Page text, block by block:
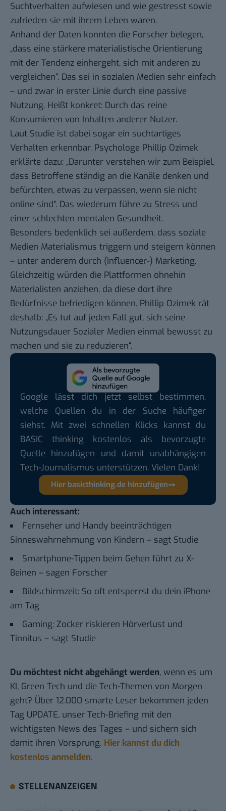
Suchtverhalten aufwiesen und wie gestresst sowie
zufrieden sie mit ihrem Leben waren.
Anhand der Daten konnten die Forscher belegen,
„dass eine stärkere materialistische Orientierung
mit der Tendenz einhergeht, sich mit anderen zu
vergleichen“. Das sei in sozialen Medien sehr einfach
– und zwar in erster Linie durch eine passive
Nutzung. Heißt konkret: Durch das reine
Konsumieren von Inhalten anderer Nutzer.
Laut Studie ist dabei sogar ein suchtartiges
Verhalten erkennbar. Psychologe Phillip Ozimek
erklärte dazu: „Darunter verstehen wir zum Beispiel,
dass Betroffene ständig an die Kanäle denken und
befürchten, etwas zu verpassen, wenn sie nicht
online sind“. Das wiederum führe zu Stress und
einer schlechten mentalen Gesundheit.
Besonders bedenklich sei außerdem, dass soziale
Medien Materialismus triggern und steigern können
– unter anderem durch (Influencer-) Marketing.
Gleichzeitig würden die Plattformen ohnehin
Materialisten anziehen, da diese dort ihre
Bedürfnisse befriedigen können. Phillip Ozimek rät
deshalb: „Es tut auf jeden Fall gut, sich seine
Nutzungsdauer Sozialer Medien einmal bewusst zu
machen und sie zu reduzieren“.
Google lässt dich jetzt selbst bestimmen,
welche Quellen du in der Suche häufiger
siehst. Mit zwei schnellen Klicks kannst du
BASIC thinking kostenlos als bevorzugte
Quelle hinzufügen und damit unabhängigen
Tech-Journalismus unterstützen. Vielen Dank!
Hier basicthinking.de hinzufügen
Auch interessant:
Fernseher und Handy beeinträchtigen
Sinneswahrnehmung von Kindern – sagt Studie
Smartphone-Tippen beim Gehen führt zu X-
Beinen – sagen Forscher
Bildschirmzeit: So oft entsperrst du dein iPhone
am Tag
Gaming: Zocker riskieren Hörverlust und
Tinnitus – sagt Studie
Du möchtest nicht abgehängt werden, wenn es um
KI, Green Tech und die Tech-Themen von Morgen
geht? Über 12.000 smarte Leser bekommen jeden
Tag UPDATE, unser Tech-Briefing mit den
wichtigsten News des Tages – und sichern sich
damit ihren Vorsprung. Hier kannst du dich
kostenlos anmelden.
STELLENANZEIGEN